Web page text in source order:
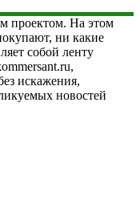
проектом. На этом
ни какие
собой ленту
искажения,
новостей